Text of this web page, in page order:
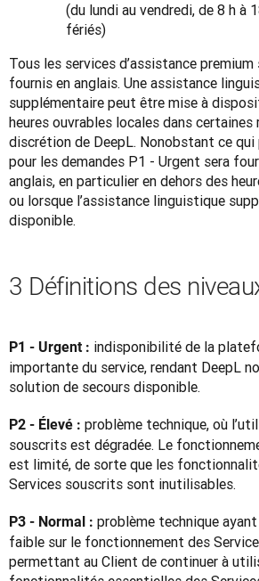
(du lundi au vendredi, de 8 h à
fériés)
Tous les services d’assistance
fournis en anglais. Une assistance
supplémentaire peut être mise à
heures ouvrables locales dans certaines
discrétion de DeepL. Nonobstant ce qui
pour les demandes P1 - Urgent sera
anglais, en particulier en dehors des
ou lorsque l’assistance linguistique
disponible.
3 Définitions des
P1 - Urgent : indisponibilité de la
importante du service, rendant DeepL
solution de secours disponible.
P2 - Élevé : problème technique, où
souscrits est dégradée. Le
est limité, de sorte que les
Services souscrits sont inutilisables.
P3 - Normal : problème technique
faible sur le fonctionnement des
permettant au Client de continuer à